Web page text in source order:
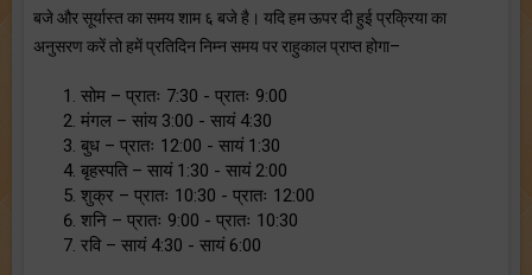
बजे और सूर्यास्त का समय शाम ६ बजे है। यदि हम ऊपर दी हुई प्रक्रिया का
अनुसरण करें तो हमें प्रतिदिन निम्न समय पर राहुकाल प्राप्त होगा–
सोम – प्रातः 7:30 - प्रातः 9:00
मंगल – सांय 3:00 - सायं 4:30
बुध – प्रातः 12:00 - सायं 1:30
बृहस्पति – सायं 1:30 - सायं 2:00
शुक्र – प्रातः 10:30 - प्रातः 12:00
शनि – प्रातः 9:00 - प्रातः 10:30
रवि – सायं 4:30 - सायं 6:00